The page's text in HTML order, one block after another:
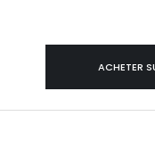
ACHETER